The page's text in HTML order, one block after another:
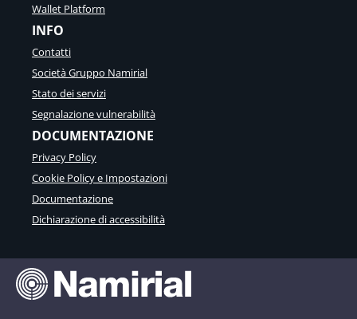
Wallet Platform
INFO
Contatti
Società Gruppo Namirial
Stato dei servizi
Segnalazione vulnerabilità
DOCUMENTAZIONE
Privacy Policy
Cookie Policy e Impostazioni
Documentazione
Dichiarazione di accessibilità